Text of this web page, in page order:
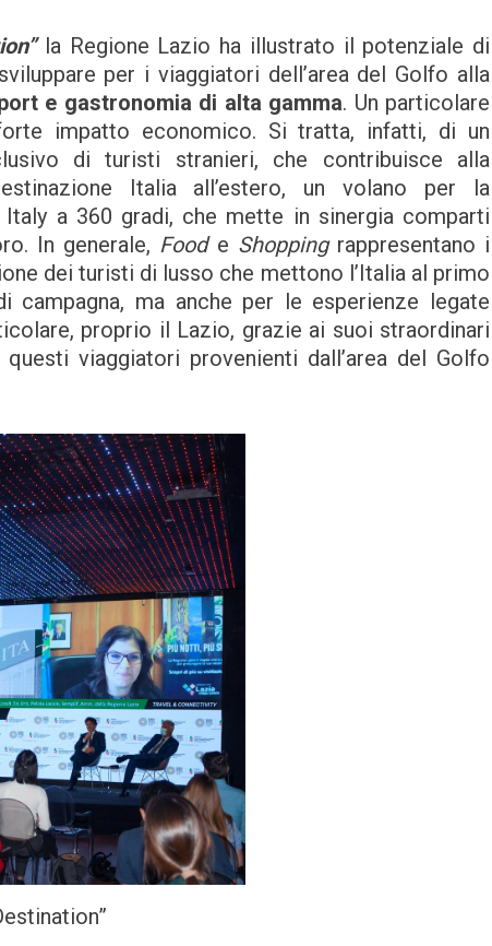
la Regione Lazio ha illustrato il potenziale di
per i viaggiatori dell’area del Golfo alla
e gastronomia di alta gamma. Un particolare
impatto economico. Si tratta, infatti, di un
di turisti stranieri, che contribuisce alla
Italia all’estero, un volano per la
a 360 gradi, che mette in sinergia comparti
In generale, Foode Shoppingrappresentano i
dei turisti di lusso che mettono l’Italia al primo
ma anche per le esperienze legate
proprio il Lazio, grazie ai suoi straordinari
viaggiatori provenienti dall’area del Golfo